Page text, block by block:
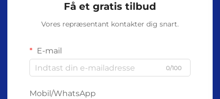
Få et gratis tilbud
Vores repræsentant kontakter dig snart.
E-mail
0/100
Mobil/WhatsApp